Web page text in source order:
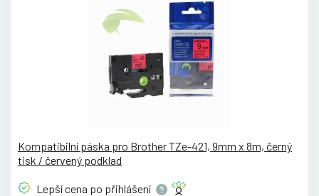
Kompatibilní páska pro Brother TZe-421, 9mm x 8m, černý
tisk / červený podklad
Lepší cena po přihlášení